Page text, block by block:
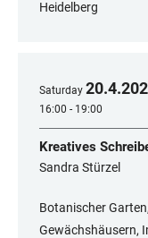
Heidelberg
Saturday 20.4.
16:00 - 19:00
Kreatives
Sandra Stürzel
Botanischer
Gewächshäusern,